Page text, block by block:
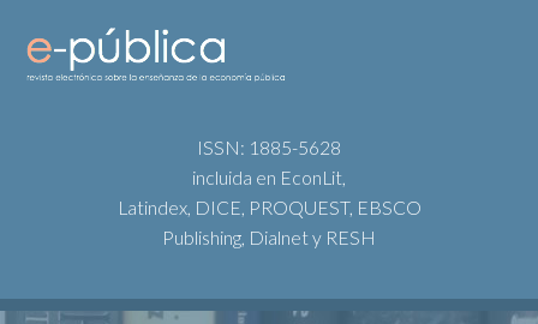
ISSN: 1885-5628
incluida en EconLit,
Latindex, DICE, PROQUEST, EBSCO
Publishing, Dialnet y RESH